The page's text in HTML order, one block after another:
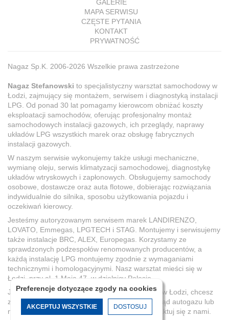
GALERIE
MAPA SERWISU
CZĘSTE PYTANIA
KONTAKT
PRYWATNOŚĆ
Nagaz Sp.K. 2006-2026 Wszelkie prawa zastrzeżone
Nagaz Stefanowski to specjalistyczny warsztat samochodowy w
Łodzi, zajmujący się montażem, serwisem i diagnostyką instalacji
LPG. Od ponad 30 lat pomagamy kierowcom obniżać koszty
eksploatacji samochodów, oferując profesjonalny montaż
samochodowych instalacji gazowych, ich przeglądy, naprawy
układów LPG wszystkich marek oraz obsługę fabrycznych
instalacji gazowych.
W naszym serwisie wykonujemy także usługi mechaniczne,
wymianę oleju, serwis klimatyzacji samochodowej, diagnostykę
układów wtryskowych i zapłonowych. Obsługujemy samochody
osobowe, dostawcze oraz auta flotowe, dobierając rozwiązania
indywidualnie do silnika, sposobu użytkowania pojazdu i
oczekiwań kierowcy.
Jesteśmy autoryzowanym serwisem marek LANDIRENZO,
LOVATO, Emmegas, LPGTECH i STAG. Montujemy i serwisujemy
także instalacje BRC, ALEX, Europegas. Korzystamy ze
sprawdzonych podzespołów renomowanych producentów, a
każdą instalację LPG montujemy zgodnie z wymaganiami
technicznymi i homologacyjnymi. Nasz warsztat mieści się w
Łodzi, przy al. 1 Maja 47, w dzielnicy Polesie.
Jeżeli szukasz doświadczonego warsztatu LPG w Łodzi, chcesz
zamontować instalację gazową, wykonać przegląd autogazu lub
naprawić instalację LPG w samochodzie, skontaktuj się z nami.
Preferencje dotyczące zgody na cookies
AKCEPTUJ WSZYSTKIE DOSTOSUJ